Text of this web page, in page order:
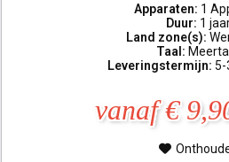
Apparaten: 1
Duur: 1
Land zone(s):
Taal:
Leveringstermijn:
vanaf €